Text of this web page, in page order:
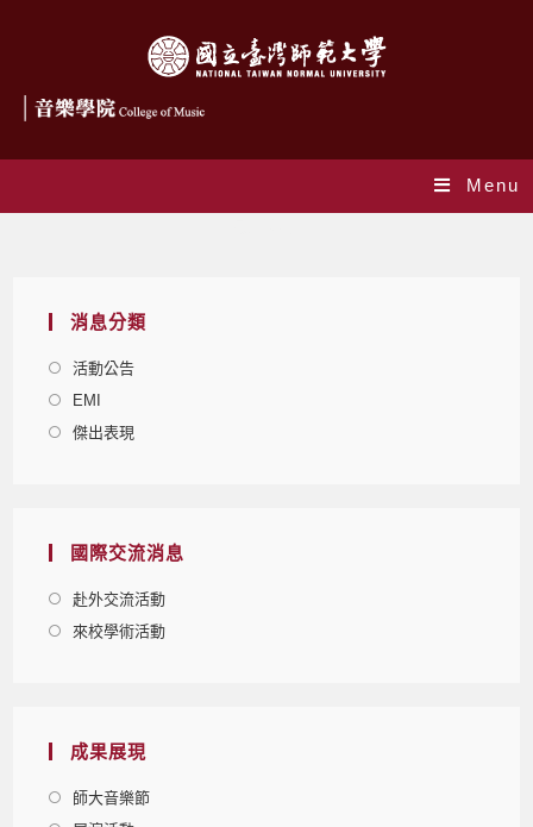
Menu
消息分類
活動公告
EMI
傑出表現
國際交流消息
赴外交流活動
來校學術活動
成果展現
師大音樂節